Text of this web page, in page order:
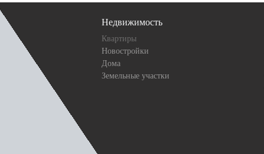
Недвижимость
Квартиры
Новостройки
Дома
Земельные участки